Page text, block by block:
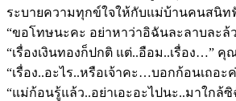
ระบายความทุกข์ใจให้กับแม่บ้านคนสนิท
“ขอโทษนะคะ อย่าหาว่าอิฉันละลาบละล้
“เรื่องเงินทองก็ปกติ แต่..อือม..เรื่อง…”
“เรื่อง..อะไร..หรือเจ้าคะ…บอกก้อนเถ
“แม่ก้อนรู้แล้ว..อย่าเอะอะไปนะ..มาใก